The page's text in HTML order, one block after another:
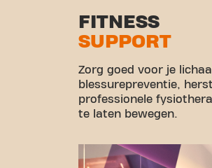
FITNESS
SUPPORT
Zorg goed voor je
blessurepreventie,
professionele
te laten bewegen.